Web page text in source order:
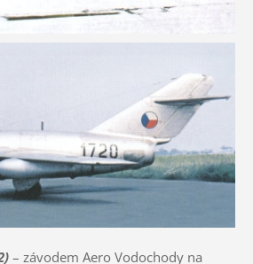
– závodem Aero Vodochody na